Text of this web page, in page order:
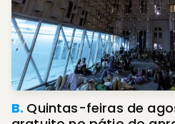
B. Quintas-feiras de